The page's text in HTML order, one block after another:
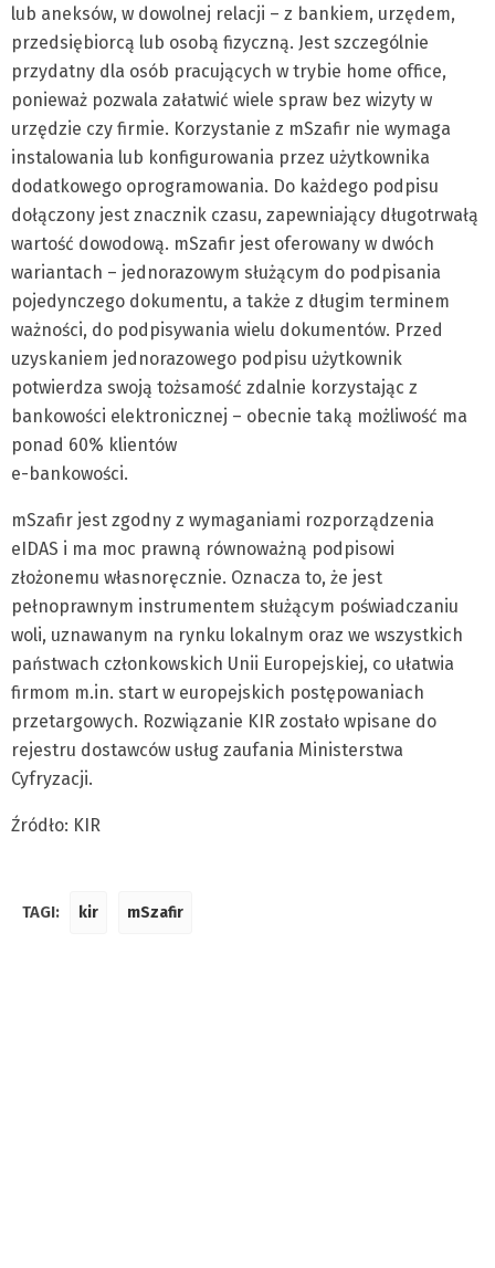
lub aneksów, w dowolnej relacji – z bankiem, urzędem,
przedsiębiorcą lub osobą fizyczną. Jest szczególnie
przydatny dla osób pracujących w trybie home office,
ponieważ pozwala załatwić wiele spraw bez wizyty w
urzędzie czy firmie. Korzystanie z mSzafir nie wymaga
instalowania lub konfigurowania przez użytkownika
dodatkowego oprogramowania. Do każdego podpisu
dołączony jest znacznik czasu, zapewniający długotrwałą
wartość dowodową. mSzafir jest oferowany w dwóch
wariantach – jednorazowym służącym do podpisania
pojedynczego dokumentu, a także z długim terminem
ważności, do podpisywania wielu dokumentów. Przed
uzyskaniem jednorazowego podpisu użytkownik
potwierdza swoją tożsamość zdalnie korzystając z
bankowości elektronicznej – obecnie taką możliwość ma
ponad 60% klientów
e-bankowości.
mSzafir jest zgodny z wymaganiami rozporządzenia
eIDAS i ma moc prawną równoważną podpisowi
złożonemu własnoręcznie. Oznacza to, że jest
pełnoprawnym instrumentem służącym poświadczaniu
woli, uznawanym na rynku lokalnym oraz we wszystkich
państwach członkowskich Unii Europejskiej, co ułatwia
firmom m.in. start w europejskich postępowaniach
przetargowych. Rozwiązanie KIR zostało wpisane do
rejestru dostawców usług zaufania Ministerstwa
Cyfryzacji.
Źródło: KIR
TAGI: kir mSzafir